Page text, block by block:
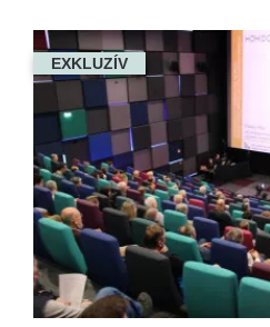
EXKLUZÍV